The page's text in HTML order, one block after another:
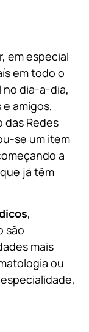
em especial
em todo o
no dia-a-dia,
amigos,
das Redes
se um item
a
já têm
,
são
mais
ou